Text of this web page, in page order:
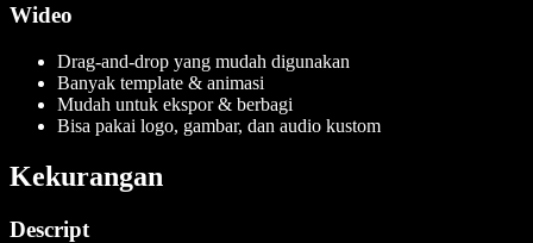
Wideo
Drag-and-drop yang mudah digunakan
Banyak template & animasi
Mudah untuk ekspor & berbagi
Bisa pakai logo, gambar, dan audio kustom
Kekurangan
Descript